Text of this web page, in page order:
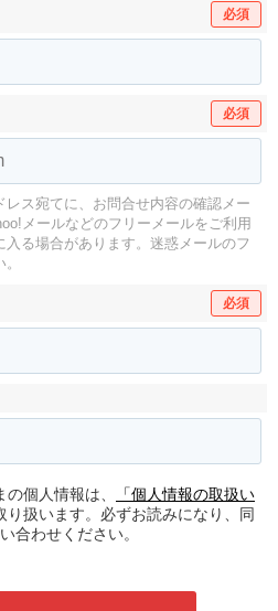
必須
必須
ス宛てに、お問合せ内容の確認メー
メールなどのフリーメールをご利用
る場合があります。 迷惑メールのフ
必須
個人情報は、
「個人情報の取扱い
り扱います。必ずお読みになり、同
合わせください。